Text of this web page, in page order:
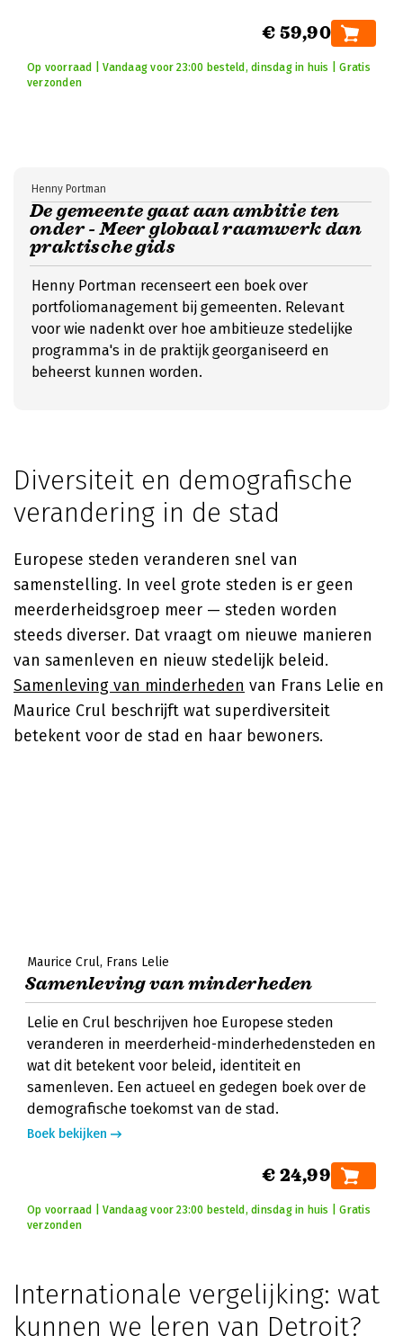
€ 59,90
Op voorraad | Vandaag voor 23:00 besteld, dinsdag in huis | Gratis
verzonden
De gemeente gaat aan ambitie ten
onder - Meer globaal raamwerk dan
praktische gids
Henny Portman
Henny Portman recenseert een boek over
portfoliomanagement bij gemeenten. Relevant
voor wie nadenkt over hoe ambitieuze stedelijke
programma's in de praktijk georganiseerd en
beheerst kunnen worden.
Diversiteit en demografische
verandering in de stad
Europese steden veranderen snel van
samenstelling. In veel grote steden is er geen
meerderheidsgroep meer — steden worden
steeds diverser. Dat vraagt om nieuwe manieren
van samenleven en nieuw stedelijk beleid.
Samenleving van minderheden van Frans Lelie en
Maurice Crul beschrijft wat superdiversiteit
betekent voor de stad en haar bewoners.
Maurice Crul Frans Lelie
Samenleving van minderheden
Lelie en Crul beschrijven hoe Europese steden
veranderen in meerderheid-minderhedensteden en
wat dit betekent voor beleid, identiteit en
samenleven. Een actueel en gedegen boek over de
demografische toekomst van de stad.
Boek bekijken
€ 24,99
Op voorraad | Vandaag voor 23:00 besteld, dinsdag in huis | Gratis
verzonden
Internationale vergelijking: wat
kunnen we leren van Detroit?